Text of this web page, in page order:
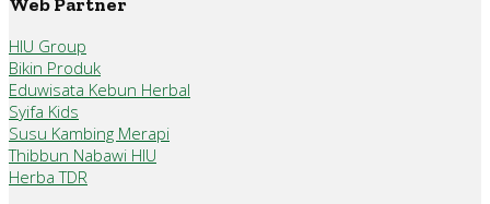
HIU Group
Bikin Produk
Eduwisata Kebun Herbal
Syifa Kids
Susu Kambing Merapi
Thibbun Nabawi HIU
Herba TDR